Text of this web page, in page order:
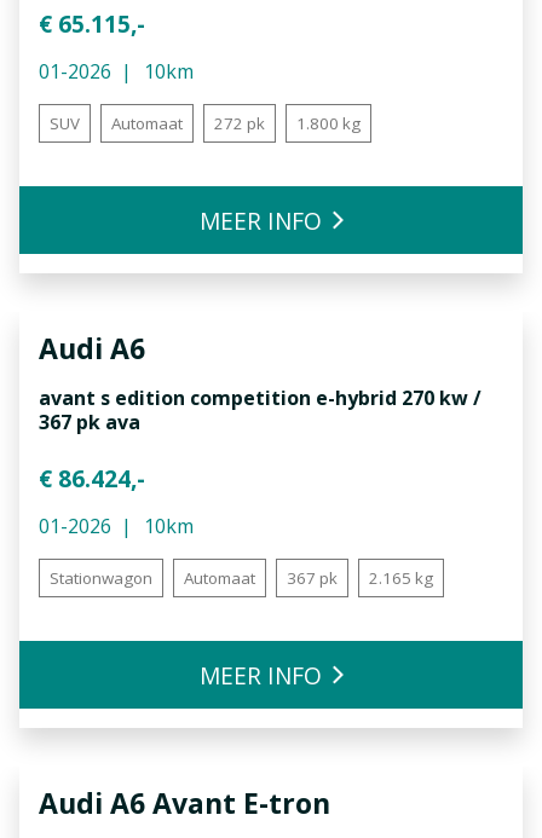
€ 65.115,-
01-2026 10km
SUV Automaat 272 pk 1.800 kg
MEER INFO
Audi A6
avant s edition competition e-hybrid 270 kw /
367 pk ava
€ 86.424,-
01-2026 10km
Stationwagon Automaat 367 pk 2.165 kg
MEER INFO
Audi A6 Avant E-tron